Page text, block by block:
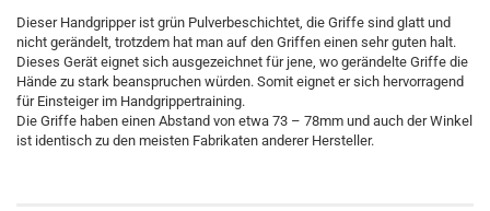
Dieser Handgripper ist grün Pulverbeschichtet, die Griffe sind glatt und
nicht gerändelt, trotzdem hat man auf den Griffen einen sehr guten halt.
Dieses Gerät eignet sich ausgezeichnet für jene, wo gerändelte Griffe die
Hände zu stark beanspruchen würden. Somit eignet er sich hervorragend
für Einsteiger im Handgrippertraining.
Die Griffe haben einen Abstand von etwa 73 – 78mm und auch der Winkel
ist identisch zu den meisten Fabrikaten anderer Hersteller.